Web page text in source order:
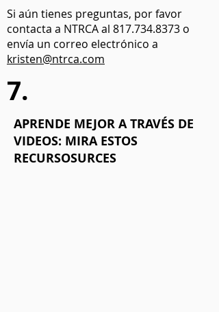
Si aún tienes preguntas, por favor
contacta a NTRCA al 817.734.8373 o
envía un correo electrónico a
kristen@ntrca.com
7.
APRENDE MEJOR A TRAVÉS DE
VIDEOS: MIRA ESTOS
RECURSOSURCES